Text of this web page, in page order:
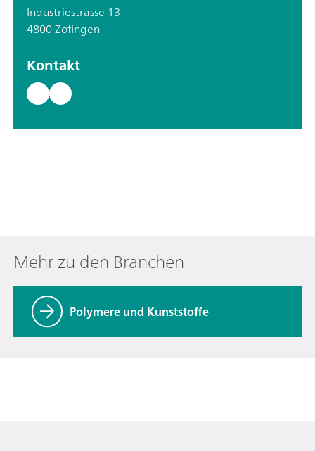
Industriestrasse 13
4800 Zofingen
Kontakt
Mehr zu den Branchen
Polymere und Kunststoffe